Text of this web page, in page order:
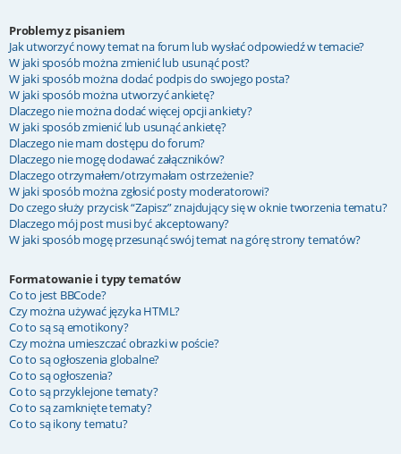
Problemy z pisaniem
Jak utworzyć nowy temat na forum lub wysłać odpowiedź w temacie?
W jaki sposób można zmienić lub usunąć post?
W jaki sposób można dodać podpis do swojego posta?
W jaki sposób można utworzyć ankietę?
Dlaczego nie można dodać więcej opcji ankiety?
W jaki sposób zmienić lub usunąć ankietę?
Dlaczego nie mam dostępu do forum?
Dlaczego nie mogę dodawać załączników?
Dlaczego otrzymałem/otrzymałam ostrzeżenie?
W jaki sposób można zgłosić posty moderatorowi?
Do czego służy przycisk “Zapisz” znajdujący się w oknie tworzenia tematu?
Dlaczego mój post musi być akceptowany?
W jaki sposób mogę przesunąć swój temat na górę strony tematów?
Formatowanie i typy tematów
Co to jest BBCode?
Czy można używać języka HTML?
Co to są są emotikony?
Czy można umieszczać obrazki w poście?
Co to są ogłoszenia globalne?
Co to są ogłoszenia?
Co to są przyklejone tematy?
Co to są zamknięte tematy?
Co to są ikony tematu?